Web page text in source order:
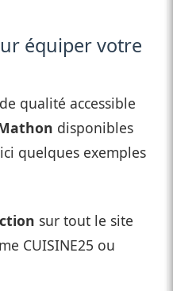
équiper votre
qualité accessible
disponibles
quelques exemples
sur tout le site
CUISINE25 ou